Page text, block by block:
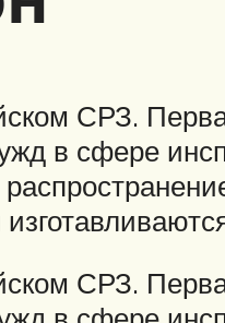
СРЗ.
в сфере
СРЗ.